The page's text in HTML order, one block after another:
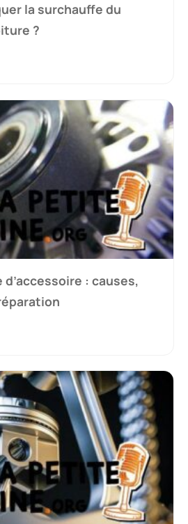
la surchauffe du
?
: causes,